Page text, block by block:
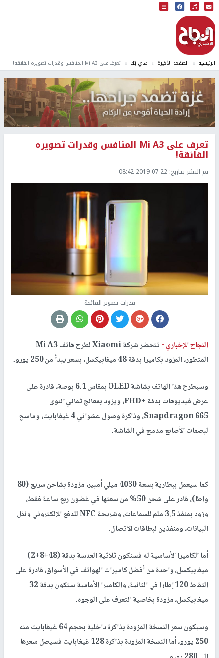
البث المباشر
إذاعة النجاح
الرئيسية الصفحة الأخيرة هاي تِك تعرف على Mi A3 المنافس وقدرات تصويره الفائقة!
تعرف على Mi A3 المنافس وقدرات تصويره
الفائقة!
تم النشر بتاريخ: 2019-07-22 08:42
قدرات تصوير الفائقة
النجاح الإخباري -
تتحضر شركة Xiaomi لطرح هاتف Mi A3
المتطور، المزود بكاميرا بدقة 48 ميغابيكسل، بسعر يبدأ من 250 يورو.
وسيطرح هذا الهاتف بشاشة OLED بمقاس 6.1 بوصة، قادرة على
عرض فيديوهات بدقة +FHD، ويزود بمعالج ثماني النوى
Snapdragon 665، وذاكرة وصول عشوائي 4 غيغابايت، وماسح
لبصمات الأصابع مدمج في الشاشة.
كما سيعمل ببطارية بسعة 4030 ميلي أمبير، مزودة بشاحن سريع (80
واطا)، قادر على شحن 50% من سعتها في غضون ربع ساعة فقط،
وزود بمنفذ 3.5 ملم للسماعات، وشريحة NFC للدفع الإلكتروني ونقل
البيانات، ومنفذين لبطاقات الاتصال.
أما الكاميرا الأساسية له فستكون ثلاثية العدسة بدقة (48+8+2)
ميغابيكسل، واحدة من أفضل كاميرات الهواتف في الأسواق، قادرة على
التقاط 120 إطارا في الثانية، والكاميرا الأمامية ستكون بدقة 32
ميغابيكسل، مزودة بخاصية التعرف على الوجوه.
وسيكون سعر النسخة المزودة بذاكرة داخلية بحجم 64 غيغابايت منه
250 يورو، أما النسخة المزودة بذاكرة 128 غيغابايت فسيصل سعرها